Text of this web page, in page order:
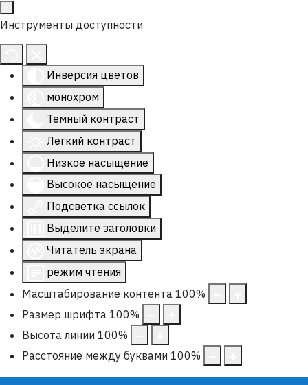
Инструменты доступности
Инверсия цветов
монохром
Темный контраст
Легкий контраст
Низкое насыщение
Высокое насыщение
Подсветка ссылок
Выделите заголовки
Читатель экрана
режим чтения
Масштабирование контента 100%
Размер шрифта 100%
Высота линии 100%
Расстояние между буквами 100%